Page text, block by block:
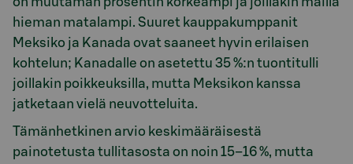
hieman matalampi. Suuret kauppakumppanit
Meksiko ja Kanada ovat saaneet hyvin erilaisen
kohtelun; Kanadalle on asetettu 35 %:n tuontitulli
joillakin poikkeuksilla, mutta Meksikon kanssa
jatketaan vielä neuvotteluita.
Tämänhetkinen arvio keskimääräisestä
painotetusta tullitasosta on noin 15–16 %, mutta